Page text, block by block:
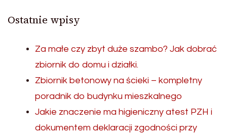
Ostatnie wpisy
Za małe czy zbyt duże szambo? Jak dobrać
zbiornik do domu i działki.
Zbiornik betonowy na ścieki – kompletny
poradnik do budynku mieszkalnego
Jakie znaczenie ma higieniczny atest PZH i
dokumentem deklaracji zgodności przy